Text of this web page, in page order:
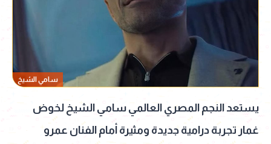
سامي الشيخ
يستعد النجم المصري العالمي سامي الشيخ لخوض
غمار تجربة درامية جديدة ومثيرة أمام الفنان عمرو